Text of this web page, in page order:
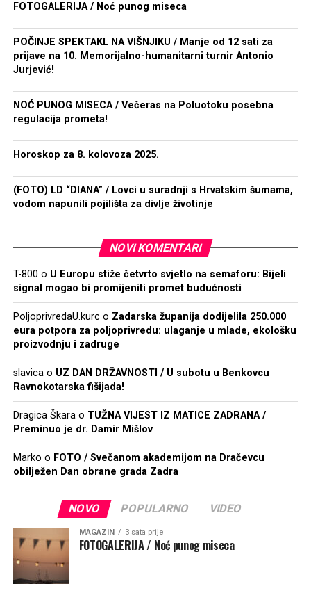
FOTOGALERIJA / Noć punog miseca
POČINJE SPEKTAKL NA VIŠNJIKU / Manje od 12 sati za
prijave na 10. Memorijalno-humanitarni turnir Antonio
Jurjević!
NOĆ PUNOG MISECA / Večeras na Poluotoku posebna
regulacija prometa!
Horoskop za 8. kolovoza 2025.
(FOTO) LD “DIANA” / Lovci u suradnji s Hrvatskim šumama,
vodom napunili pojilišta za divlje životinje
NOVI KOMENTARI
T-800 o U Europu stiže četvrto svjetlo na semaforu: Bijeli
signal mogao bi promijeniti promet budućnosti
PoljoprivredaU.kurco Zadarska županija dodijelila 250.000
eura potpora za poljoprivredu: ulaganje u mlade, ekološku
proizvodnju i zadruge
slavicao UZ DAN DRŽAVNOSTI / U subotu u Benkovcu
Ravnokotarska fišijada!
Dragica Škarao TUŽNA VIJEST IZ MATICE ZADRANA /
Preminuo je dr. Damir Mišlov
Marko o FOTO / Svečanom akademijom na Dračevcu
obilježen Dan obrane grada Zadra
NOVO POPULARNO VIDEO
MAGAZIN 3 sata prije
FOTOGALERIJA / Noć punog miseca